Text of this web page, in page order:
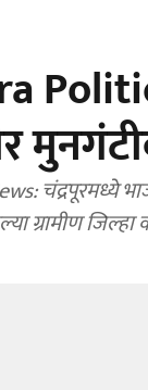
चंद्रपूरमध्ये
ग्रामीण जिल्हा